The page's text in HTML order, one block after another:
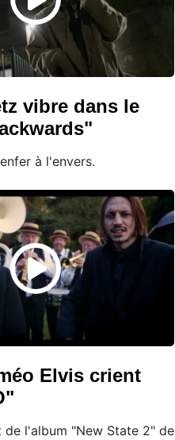
vibre dans le
à l'envers.
Elvis crient
l'album "New State 2" de